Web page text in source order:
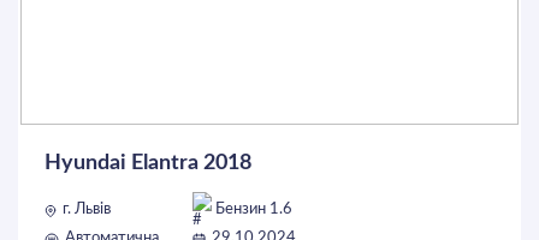
Hyundai Elantra 2018
г. Львів
Бензин 1.6